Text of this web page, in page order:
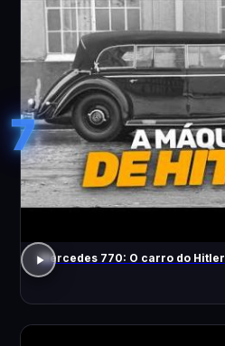
7
Mercedes 770: O carro do Hitler